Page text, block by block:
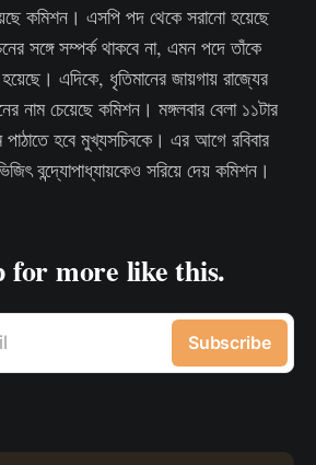
কমিশন। এসপি পদ থেকে সরানো হয়েছে
সঙ্গে সম্পর্ক থাকবে না, এমন পদে তাঁকে
হয়েছে। এদিকে, ধৃতিমানের জায়গায় রাজ্যের
নাম চেয়েছে কমিশন। মঙ্গলবার বেলা ১১টার
পাঠাতে হবে মুখ্যসচিবকে। এর আগে রবিবার
বন্দ্যোপাধ্যায়কেও সরিয়ে দেয় কমিশন।
for more like this.
Subscribe